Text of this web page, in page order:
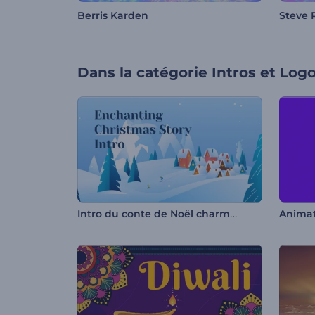
Berris Karden Steve
Dans la catégorie Intros et
Intro du conte de Noël charmant